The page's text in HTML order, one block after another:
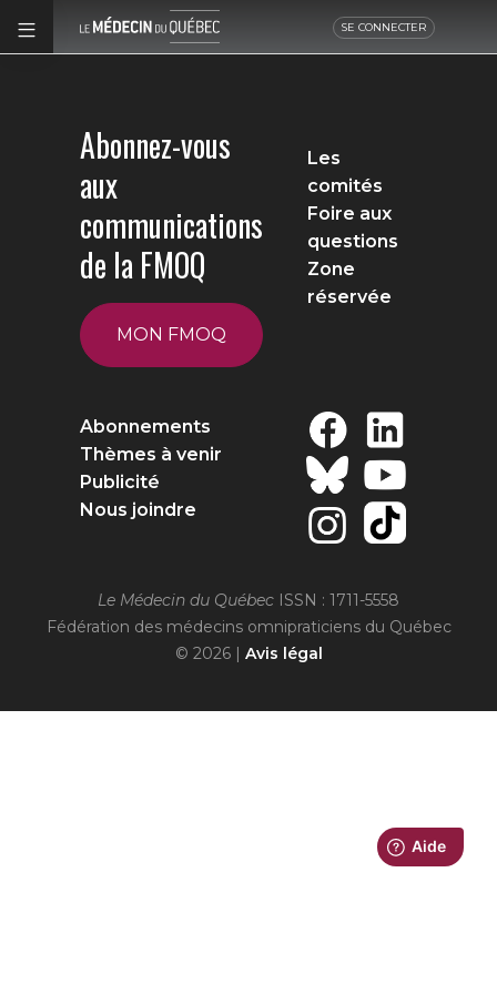
SE CONNECTER
Abonnez-vous
aux
communications
de la FMOQ
MON FMOQ
Les
comités
Foire aux
questions
Zone
réservée
Abonnements
Thèmes à venir
Publicité
Nous joindre
Le Médecin du Québec ISSN : 1711-5558
Fédération des médecins omnipraticiens du Québec
© 2026 | Avis légal